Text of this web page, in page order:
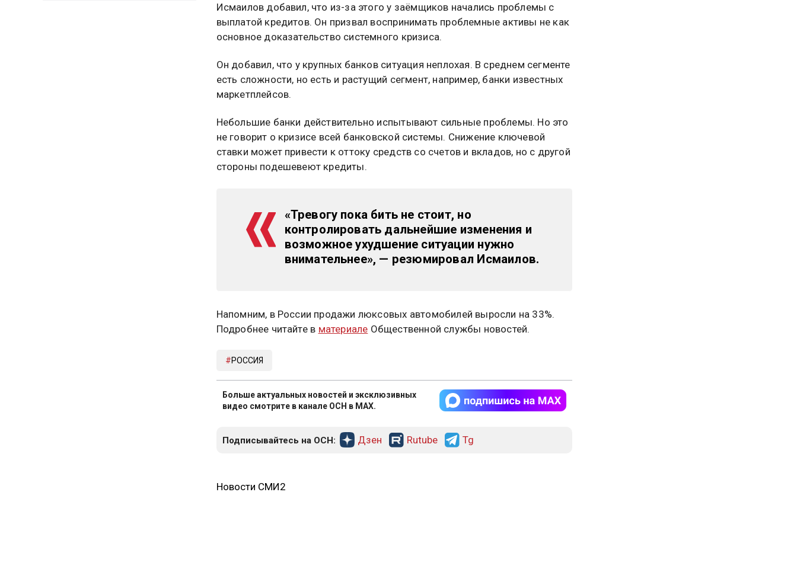
Исмаилов добавил, что из-за этого у заёмщиков начались проблемы с
выплатой кредитов. Он призвал воспринимать проблемные активы не как
основное доказательство системного кризиса.
Он добавил, что у крупных банков ситуация неплохая. В среднем сегменте
есть сложности, но есть и растущий сегмент, например, банки известных
маркетплейсов.
Небольшие банки действительно испытывают сильные проблемы. Но это
не говорит о кризисе всей банковской системы. Снижение ключевой
ставки может привести к оттоку средств со счетов и вкладов, но с другой
стороны подешевеют кредиты.
«Тревогу пока бить не стоит, но
контролировать дальнейшие изменения и
возможное ухудшение ситуации нужно
внимательнее», — резюмировал Исмаилов.
Напомним, в России продажи люксовых автомобилей выросли на 33%.
Подробнее читайте в материале Общественной службы новостей.
РОССИЯ
Больше актуальных новостей и эксклюзивных
видео смотрите в канале ОСН в MAX.
Подписывайтесь на ОСН: Дзен Rutube Tg
Новости СМИ2